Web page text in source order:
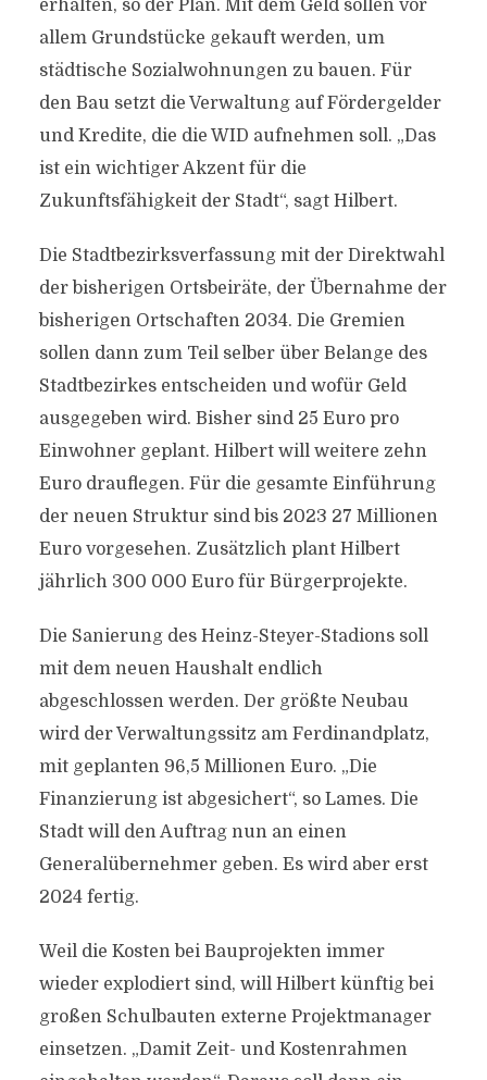
erhalten, so der Plan. Mit dem Geld sollen vor
allem Grundstücke gekauft werden, um
städtische Sozialwohnungen zu bauen. Für
den Bau setzt die Verwaltung auf Fördergelder
und Kredite, die die WID aufnehmen soll. „Das
ist ein wichtiger Akzent für die
Zukunftsfähigkeit der Stadt“, sagt Hilbert.
Die Stadtbezirksverfassung mit der Direktwahl
der bisherigen Ortsbeiräte, der Übernahme der
bisherigen Ortschaften 2034. Die Gremien
sollen dann zum Teil selber über Belange des
Stadtbezirkes entscheiden und wofür Geld
ausgegeben wird. Bisher sind 25 Euro pro
Einwohner geplant. Hilbert will weitere zehn
Euro drauflegen. Für die gesamte Einführung
der neuen Struktur sind bis 2023 27 Millionen
Euro vorgesehen. Zusätzlich plant Hilbert
jährlich 300 000 Euro für Bürgerprojekte.
Die Sanierung des Heinz-Steyer-Stadions soll
mit dem neuen Haushalt endlich
abgeschlossen werden. Der größte Neubau
wird der Verwaltungssitz am Ferdinandplatz,
mit geplanten 96,5 Millionen Euro. „Die
Finanzierung ist abgesichert“, so Lames. Die
Stadt will den Auftrag nun an einen
Generalübernehmer geben. Es wird aber erst
2024 fertig.
Weil die Kosten bei Bauprojekten immer
wieder explodiert sind, will Hilbert künftig bei
großen Schulbauten externe Projektmanager
einsetzen. „Damit Zeit- und Kostenrahmen